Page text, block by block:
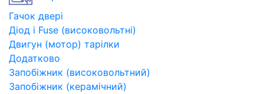
Гачок двері
Діод і Fuse (високовольтні)
Двигун (мотор) тарілки
Додатково
Запобіжник (високовольтний)
Запобіжник (керамічний)